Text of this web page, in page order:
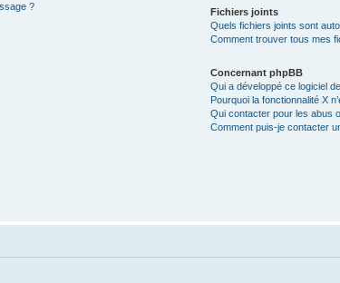
?
Fichiers joints
Quels fichiers joints sont
Comment trouver tous mes
Concernant phpBB
Qui a développé ce logiciel
Pourquoi la fonctionnalité X
Qui contacter pour les abus
Comment puis-je contacter